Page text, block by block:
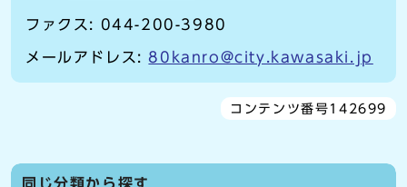
ファクス: 044-200-3980
メールアドレス: 80kanro@city.kawasaki.jp
コンテンツ番号142699
同じ分類から探す